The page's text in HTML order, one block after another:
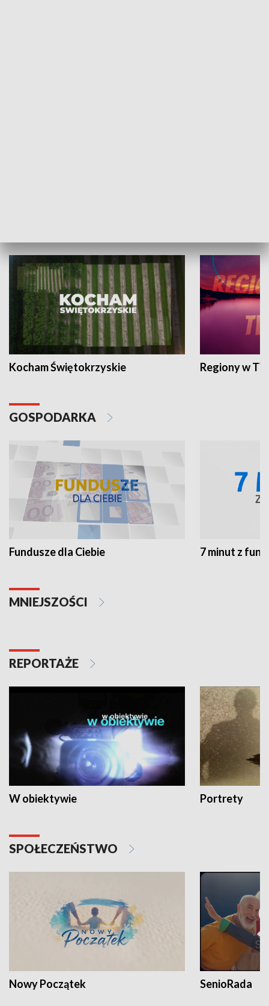
Kocham Świętokrzyskie Regiony w
GOSPODARKA
Fundusze dla Ciebie 7 minut z
MNIEJSZOŚCI
REPORTAŻE
W obiektywie Portrety
SPOŁECZEŃSTWO
Nowy Początek SenioRada